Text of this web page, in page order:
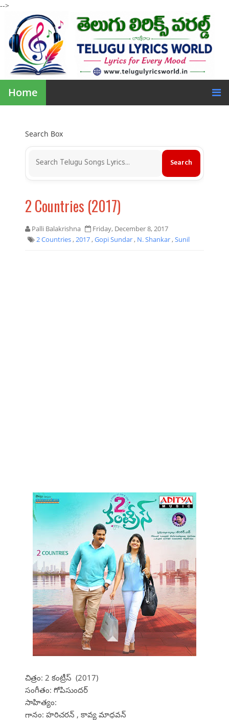
-->
Home
Search Box
2 Countries (2017)
Palli Balakrishna
Friday, December 8, 2017
2 Countries,2017,Gopi Sundar, N. Shankar,Sunil
చిత్రం: 2 కంట్రీస్ (2017)
సంగీతం: గోపిసుందర్
సాహిత్యం:
గానం: హరిచరన్ , కావ్య మాధవన్